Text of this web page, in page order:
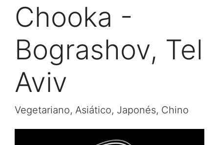
Chooka -
Bograshov, Tel
Aviv
Vegetariano, Asiático, Japonés, Chino